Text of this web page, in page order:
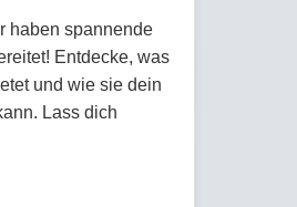
haben spannende
Entdecke, was
und wie sie dein
Lass dich